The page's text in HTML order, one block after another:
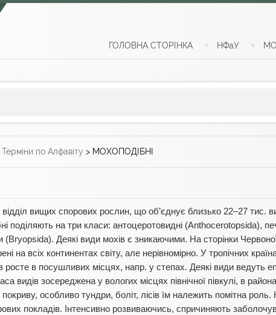
ГОЛОВНА СТОРІНКА НФаУ
Терміни по Алфавіту > МОХОПОДІБНІ
вищих спорових рослин, що об’єднує близько 22–27 тис.
поділяють на три класи: антоцеротовидні (Anthocerotopsida),
Деякі види мохів є зникаючими. На сторінки
на всіх континентах світу, але нерівномірно. У тропічних
росте в посушливих місцях, напр. у степах. Деякі види ведуть
видів зосереджена у вологих місцях північної півкулі, в
особливо тундри, боліт, лісів їм належить помітна
покладів. Інтенсивно розвиваючись, спричиняють